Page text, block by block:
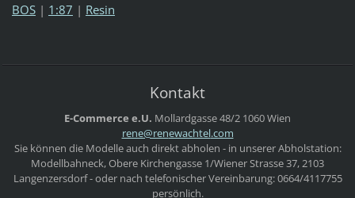
BOS | 1:87 | Resin
Kontakt
E-Commerce e.U. Mollardgasse 48/2 1060 Wien
rene@renewachtel.com
Sie können die Modelle auch direkt abholen - in unserer Abholstation:
Modellbahneck, Obere Kirchengasse 1/Wiener Strasse 37, 2103
Langenzersdorf - oder nach telefonischer Vereinbarung: 0664/4117755
persönlich.